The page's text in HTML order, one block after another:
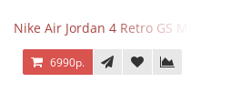
Nike Air Jordan 4 Retro GS Military Black
6990р.